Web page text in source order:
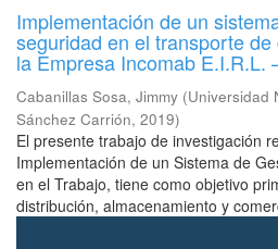
Implementación de un
seguridad en el transporte
la Empresa Incomab E.I.R.L.
Cabanillas Sosa, Jimmy (Universidad
Sánchez Carrión, 2019)
El presente trabajo de investigación
Implementación de un Sistema de
en el Trabajo, tiene como objetivo
distribución, almacenamiento y